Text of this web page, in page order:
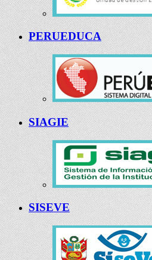
PERUEDUCA
SIAGIE
SISEVE